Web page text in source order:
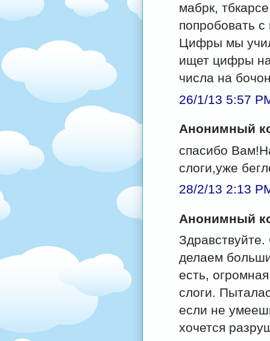
мабрк,
попробовать
Цифры мы
ищет цифры на
числа на
26/1/13 5:57
Анонимный
спасибо
слоги,уже
28/2/13 2:13
Анонимный
делаем
есть,
слоги.
если не
хочется